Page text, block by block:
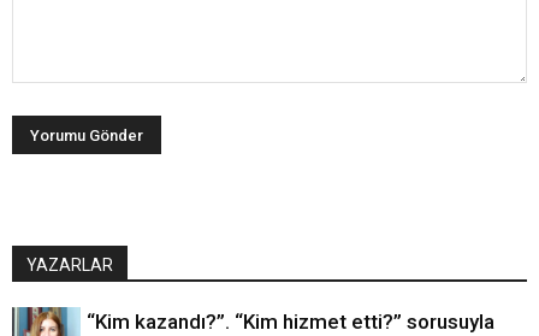
YAZARLAR
“Kim kazandı?”. “Kim hizmet etti?” sorusuyla